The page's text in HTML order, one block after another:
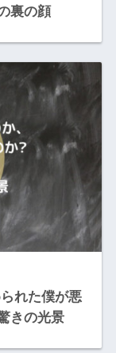
裏の顔
れた僕が悪
きの光景